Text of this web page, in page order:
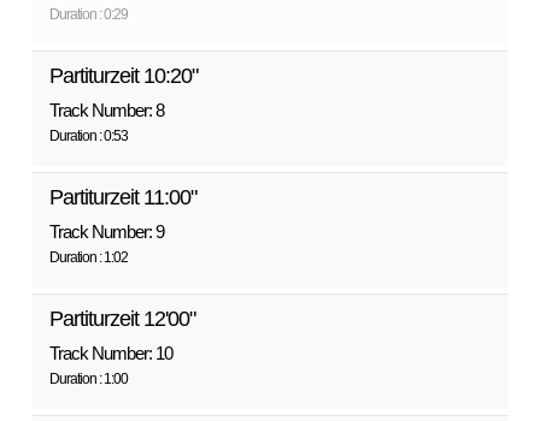
Duration : 0:29
Partiturzeit 10:20"
Track Number: 8
Duration : 0:53
Partiturzeit 11:00"
Track Number: 9
Duration : 1:02
Partiturzeit 12'00"
Track Number: 10
Duration : 1:00